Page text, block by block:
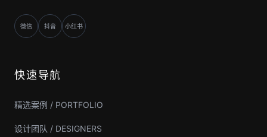
微信 抖音 小红书
快速导航
精选案例 / PORTFOLIO
设计团队 / DESIGNERS